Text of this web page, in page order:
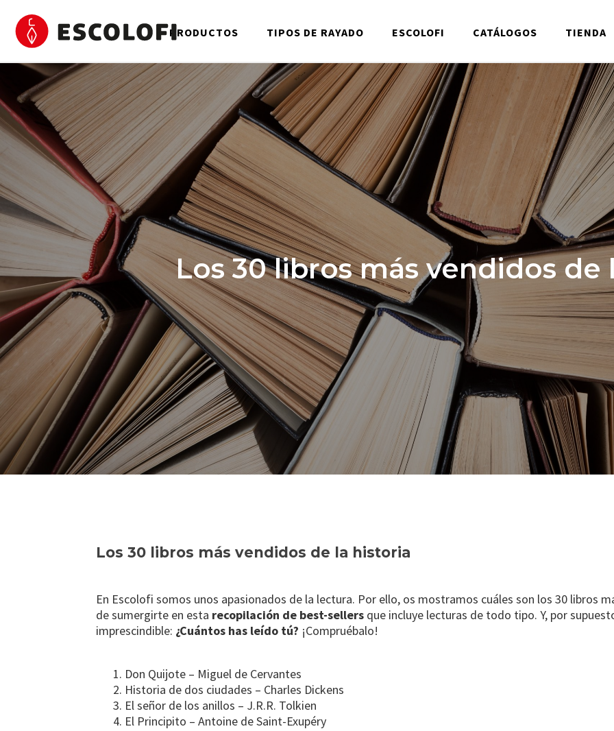
PRODUCTOS TIPOS DE RAYADO ESCOLOFI CATÁLOGOS TIENDA
Los 30 libros más vendidos de
Los 30 libros más vendidos de la historia
En Escolofi somos unos apasionados de la lectura. Por ello, os mostramos cuáles son los 30 libros
de sumergirte en esta recopilación de best-sellers que incluye lecturas de todo tipo. Y, por
imprescindible: ¿Cuántos has leído tú? ¡Compruébalo!
Don Quijote – Miguel de Cervantes
Historia de dos ciudades – Charles Dickens
El señor de los anillos – J.R.R. Tolkien
El Principito – Antoine de Saint-Exupéry